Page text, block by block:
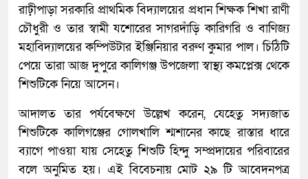
রাঢ়ীপাড়া সরকারি প্রাথমিক বিদ্যালয়ের প্রধান শিক্ষক শিখা রাণী
চৌধুরী ও তার স্বামী যশোরের সাগরদাঁড়ি কারিগরি ও বাণিজ্য
মহাবিদ্যালয়ের কম্পিউটার ইঞ্জিনিয়ার বরুণ কুমার পাল। চিঠিটি
পেয়ে তারা আজ দুপুরে কালিগঞ্জ উপজেলা স্বাস্থ্য কমপ্লেক্স থেকে
শিশুটিকে নিয়ে আসেন।
আদালত তার পর্যবেক্ষণে উল্লেখ করেন, যেহেতু সদ্যজাত
শিশুটিকে কালিগঞ্জের গোলখালি শ্মশানের কাছে রাস্তার ধারে
ব্যাগে পাওয়া যায় সেহেতু শিশুটি হিন্দু সম্প্রদায়ের পরিবারের
বলে অনুমিত হয়। এই বিবেচনায় মোট ২৯ টি আবেদনপত্র